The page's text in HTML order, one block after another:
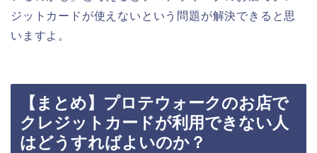
ジットカードが使えないという問題が解決できると思
いますよ。
【まとめ】プロテウォークのお店で
クレジットカードが利用できない人
はどうすればよいのか？